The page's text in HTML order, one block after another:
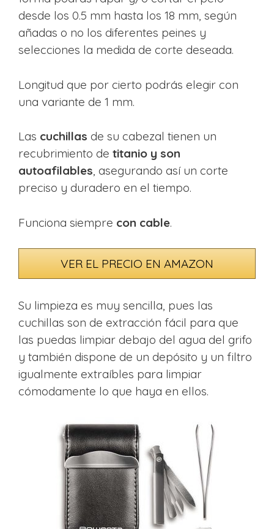
desde los 0.5 mm hasta los 18 mm, según
añadas o no los diferentes peines y
selecciones la medida de corte deseada.
Longitud que por cierto podrás elegir con
una variante de 1 mm.
Las cuchillas de su cabezal tienen un
recubrimiento de titanio y son
autoafilables, asegurando así un corte
preciso y duradero en el tiempo.
Funciona siempre con cable.
VER EL PRECIO EN AMAZON
Su limpieza es muy sencilla, pues las
cuchillas son de extracción fácil para que
las puedas limpiar debajo del agua del grifo
y también dispone de un depósito y un filtro
igualmente extraíbles para limpiar
cómodamente lo que haya en ellos.